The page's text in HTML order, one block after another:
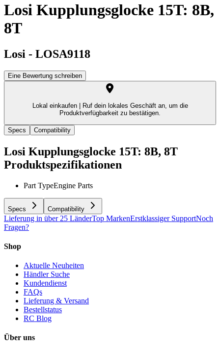
Losi Kupplungsglocke 15T: 8B,
8T
Losi - LOSA9118
Eine Bewertung schreiben
Lokal einkaufen |
Ruf dein lokales Geschäft an, um die
Produktverfügbarkeit zu bestätigen.
Specs Compatibility
Losi Kupplungsglocke 15T: 8B, 8T
Produktspezifikationen
Part TypeEngine Parts
Specs Compatibility
Lieferung in über 25 LänderTop MarkenErstklassiger SupportNoch
Fragen?
Shop
Aktuelle Neuheiten
Händler Suche
Kundendienst
FAQs
Lieferung & Versand
Bestellstatus
RC Blog
Über uns